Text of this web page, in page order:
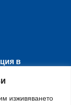
изживяването
в
да се